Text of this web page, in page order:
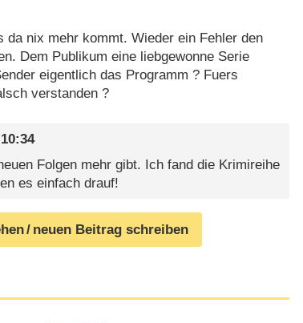
nix mehr kommt. Wieder ein Fehler den
Dem Publikum eine liebgewonne Serie
eigentlich das Programm ? Fuers
verstanden ?
Folgen mehr gibt. Ich fand die Krimireihe
es einfach drauf!
/ neuen Beitrag schreiben